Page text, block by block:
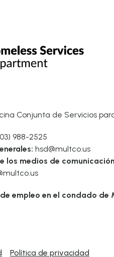
Conjunta de Servicios
988-2525
hsd@multco.us
los medios de
empleo en el condado de
Política de privacidad